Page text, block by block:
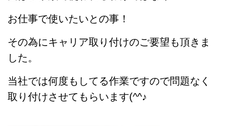
お仕事で使いたいとの事！
その為にキャリア取り付けのご要望も頂きま
した。
当社では何度もしてる作業ですので問題なく
取り付けさせてもらいます(^^♪